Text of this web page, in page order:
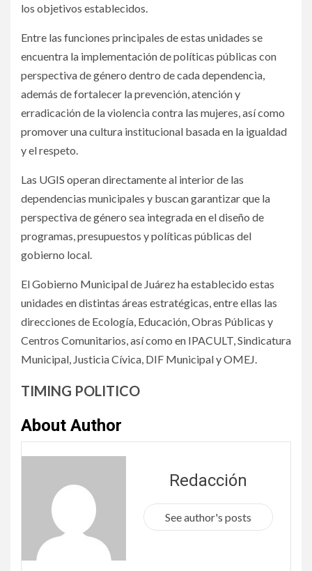
los objetivos establecidos.
Entre las funciones principales de estas unidades se
encuentra la implementación de políticas públicas con
perspectiva de género dentro de cada dependencia,
además de fortalecer la prevención, atención y
erradicación de la violencia contra las mujeres, así como
promover una cultura institucional basada en la igualdad
y el respeto.
Las UGIS operan directamente al interior de las
dependencias municipales y buscan garantizar que la
perspectiva de género sea integrada en el diseño de
programas, presupuestos y políticas públicas del
gobierno local.
El Gobierno Municipal de Juárez ha establecido estas
unidades en distintas áreas estratégicas, entre ellas las
direcciones de Ecología, Educación, Obras Públicas y
Centros Comunitarios, así como en IPACULT, Sindicatura
Municipal, Justicia Cívica, DIF Municipal y OMEJ.
TIMING POLITICO
About Author
Redacción
See author's posts